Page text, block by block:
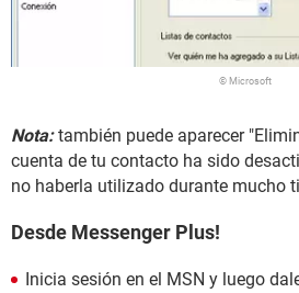
© Microsoft
Nota:también puede aparecer
cuenta de tu contacto ha sido
no haberla utilizado durante mucho
Desde Messenger Plus!
Inicia sesión en el MSN y luego